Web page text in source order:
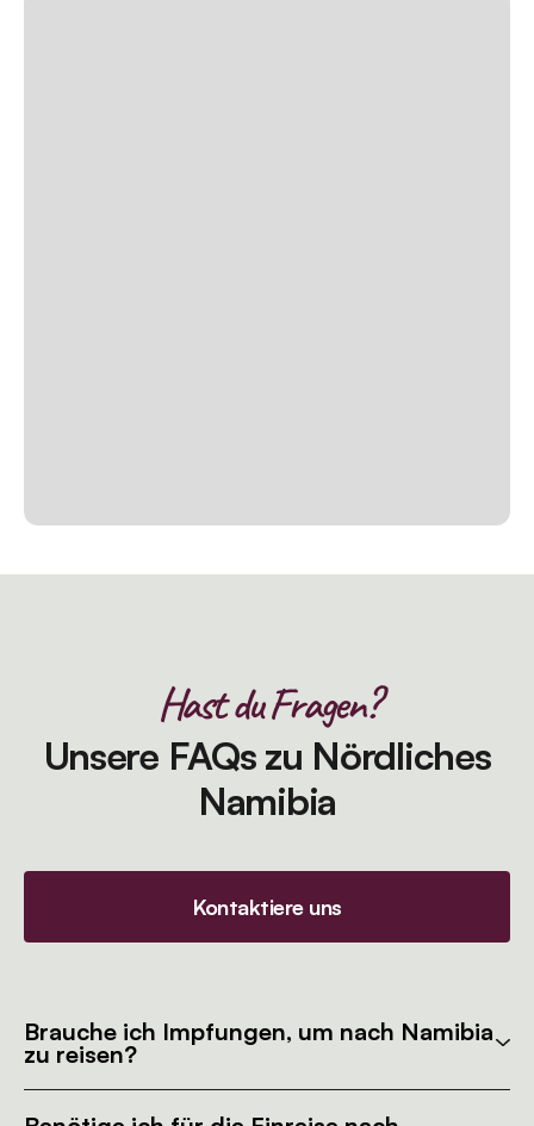
Hast du Fragen?
Unsere FAQs zu Nördliches
Namibia
Kontaktiere uns
Brauche ich Impfungen, um nach Namibia
zu reisen?